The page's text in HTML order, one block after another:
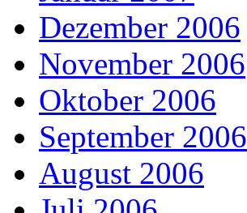
Dezember 2006
November 2006
Oktober 2006
September 2006
August 2006